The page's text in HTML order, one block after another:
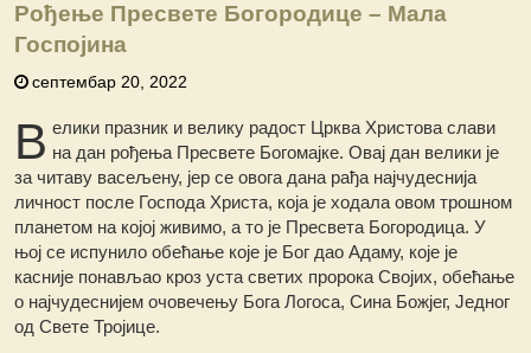
Рођење Пресвете Богородице – Мала
Госпојина
септембар 20, 2022
В елики празник и велику радост Црква Христова слави
на дан рођења Пресвете Богомајке. Овај дан велики је
за читаву васељену, јер се овога дана рађа најчудеснија
личност после Господа Христа, која је ходала овом трошном
планетом на којој живимо, а то је Пресвета Богородица. У
њој се испунило обећање које је Бог дао Адаму, које је
касније понављао кроз уста светих пророка Својих, обећање
о најчудеснијем очовечењу Бога Логоса, Сина Божјег, Једног
од Свете Тројице.